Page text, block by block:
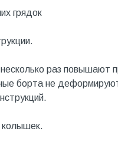
грядок
раз повышают
борта не
колышек.